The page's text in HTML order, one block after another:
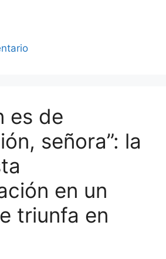
es de
señora”: la
en un
triunfa en